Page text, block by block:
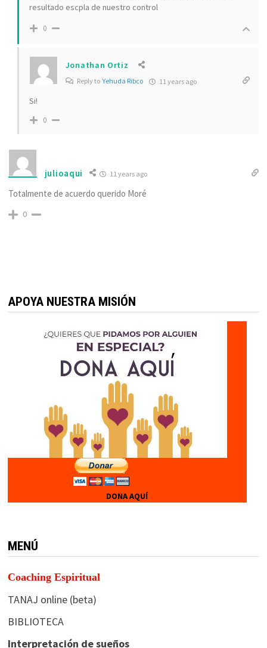
resultado escpla de nuestro control
0
Jonathan Ortiz
Reply toYehuda Ribco 11 years ago
Si!
0
julioaqui 11 years ago
Totalmente de acuerdo querido Moré
0
APOYA NUESTRA MISIÓN
DONA AQUÍ
MENÚ
Coaching Espiritual
TANAJ online (beta)
BIBLIOTECA
Interpretación de sueños